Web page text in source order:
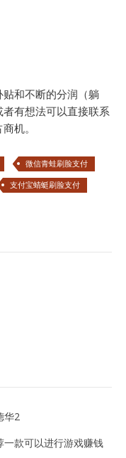
和不断的分润（躺
有想法可以直接联系
机。
微信青蛙刷脸支付
支付宝蜻蜓刷脸支付
华2
一款可以进行游戏赚钱